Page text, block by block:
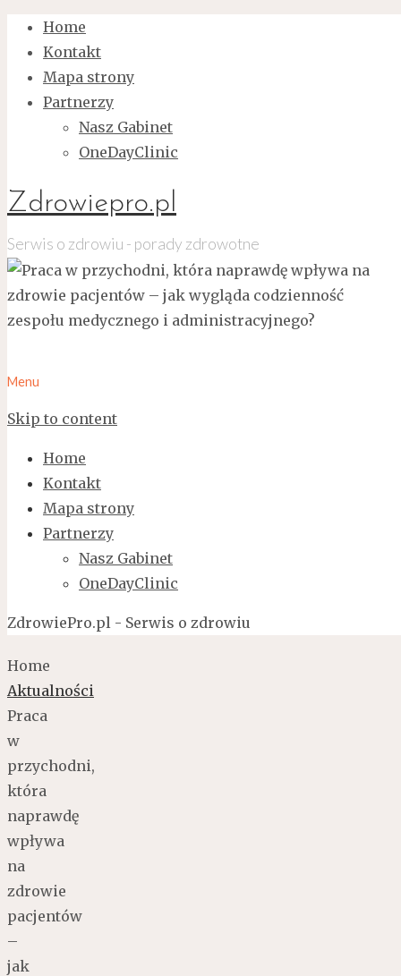
Home
Kontakt
Mapa strony
Partnerzy
Nasz Gabinet
OneDayClinic
Zdrowiepro.pl
Serwis o zdrowiu - porady zdrowotne
Menu
Skip to content
Home
Kontakt
Mapa strony
Partnerzy
Nasz Gabinet
OneDayClinic
ZdrowiePro.pl - Serwis o zdrowiu
Home
Aktualności
Praca
w
przychodni,
która
naprawdę
wpływa
na
zdrowie
pacjentów
–
jak